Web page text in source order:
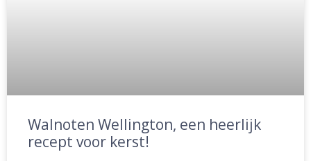
Walnoten Wellington, een heerlijk
recept voor kerst!